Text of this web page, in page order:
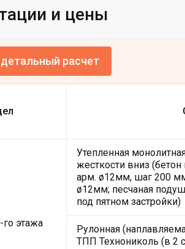
и цены
расчет
этажа
Утепленная
жесткости вниз
арм. ø12мм, шаг 200
ø12мм; песчаная
под пятном застройки)
Рулонная
ТПП Технониколь (в 2